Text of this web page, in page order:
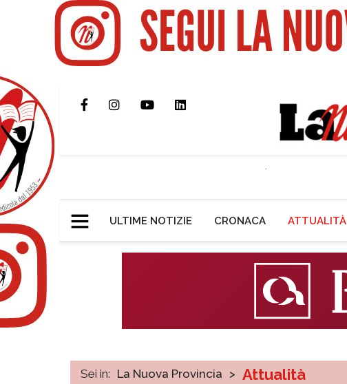
ULTIME NOTIZIE CRONACA ATTUALITÀ
Sei in: La Nuova Provincia > Attualità